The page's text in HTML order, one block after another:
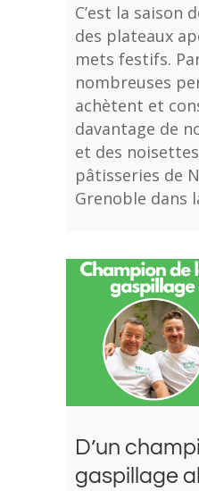
C’est la saison
des plateaux
mets festifs.
nombreuses
achètent et
davantage de
et des
pâtisseries de
Grenoble dans
D’un
gaspillage